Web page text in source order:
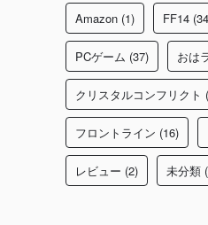
Amazon (1) FF14
PCゲーム (37) おは
クリスタルコンフリクト
フロントライン (16)
レビュー (2) 未分類